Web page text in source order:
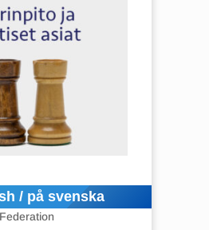
/ på svenska